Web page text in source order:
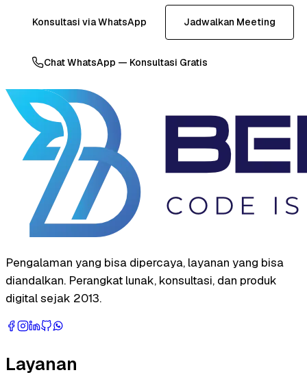
Konsultasi via WhatsApp Jadwalkan Meeting
Chat WhatsApp — Konsultasi Gratis
Pengalaman yang bisa dipercaya, layanan yang bisa
diandalkan. Perangkat lunak, konsultasi, dan produk
digital sejak 2013.
Layanan